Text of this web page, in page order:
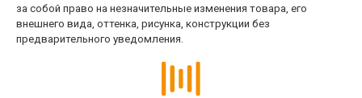
за собой право на незначительные изменения товара, его
внешнего вида, оттенка, рисунка, конструкции без
предварительного уведомления.